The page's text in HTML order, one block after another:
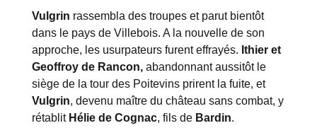
Vulgrin rassembla des troupes et parut bientôt
dans le pays de Villebois. A la nouvelle de son
approche, les usurpateurs furent effrayés. Ithier et
Geoffroy de Rancon, abandonnant aussitôt le
siège de la tour des Poitevins prirent la fuite, et
Vulgrin, devenu maître du château sans combat, y
rétablit Hélie de Cognac, fils de Bardin.